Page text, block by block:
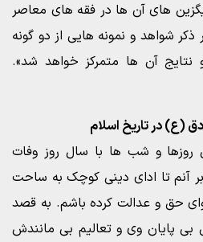
های آن ها در فقه های معاصر
شواهد و نمونه هایی از دو گونه
نتایج آن ها متمرکز خواهد شد».
روزها و شب ها با سال روز وفات
آنم تا ادای دینی کوچک به ساحت
حق و عدالت کرده باشم. به قصد
پایان وی و تعالیم بی مانندش